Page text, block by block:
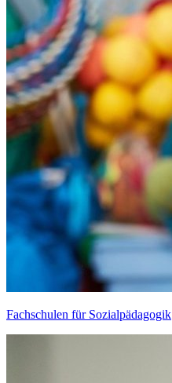
Fachschulen für Sozialpädagogik